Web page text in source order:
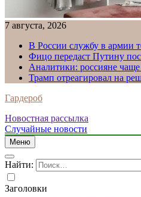
7 августа, 2026
В России службу в армии
Фицо передаст Путину
Аналитики: россияне
Трамп отреагировал на
Гардероб
Новостная рассылка
Случайные новости
Меню
Найти:
Заголовки